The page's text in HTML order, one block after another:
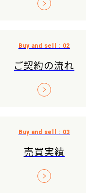
ご契約の流れ
売買実績